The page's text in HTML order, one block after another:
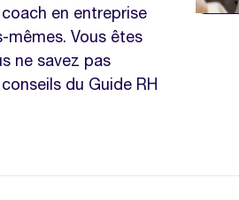
en entreprise
mêmes. Vous êtes
ne savez pas
du Guide RH